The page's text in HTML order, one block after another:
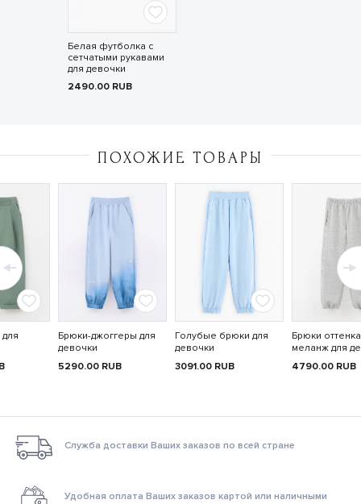
Белая футболка с
сетчатыми рукавами
для девочки
2490.00 RUB
ПОХОЖИЕ ТОВАРЫ
Брюки-джоггеры для
девочки
5290.00 RUB
Голубые брюки для
девочки
3091.00 RUB
Брюки
меланж для
4790.00 RUB
Служба доставки Ваших заказов по всей стране
Удобная оплата Ваших заказов картой или наличными